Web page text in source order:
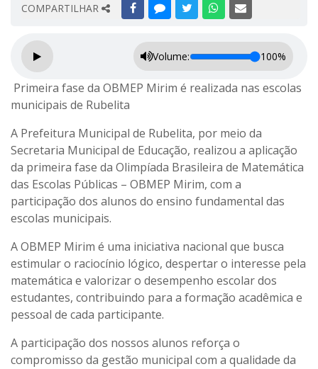
COMPARTILHAR
Volume: 100%
Primeira fase da OBMEP Mirim é realizada nas escolas
municipais de Rubelita
A Prefeitura Municipal de Rubelita, por meio da
Secretaria Municipal de Educação, realizou a aplicação
da primeira fase da Olimpíada Brasileira de Matemática
das Escolas Públicas – OBMEP Mirim, com a
participação dos alunos do ensino fundamental das
escolas municipais.
A OBMEP Mirim é uma iniciativa nacional que busca
estimular o raciocínio lógico, despertar o interesse pela
matemática e valorizar o desempenho escolar dos
estudantes, contribuindo para a formação acadêmica e
pessoal de cada participante.
A participação dos nossos alunos reforça o
compromisso da gestão municipal com a qualidade da